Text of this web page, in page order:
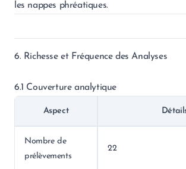
les nappes phréatiques.
6. Richesse et Fréquence des Analyses
6.1 Couverture analytique
Aspect
Nombre de
prélèvements
22